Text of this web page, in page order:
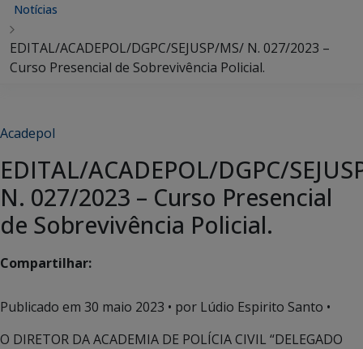
Notícias
EDITAL/ACADEPOL/DGPC/SEJUSP/MS/ N. 027/2023 –
Curso Presencial de Sobrevivência Policial.
Acadepol
EDITAL/ACADEPOL/DGPC/
N. 027/2023 – Curso Presencial
de Sobrevivência Policial.
Compartilhar:
Publicado em 30 maio 2023 • por Lúdio Espirito Santo •
O DIRETOR DA ACADEMIA DE POLÍCIA CIVIL “DELEGADO